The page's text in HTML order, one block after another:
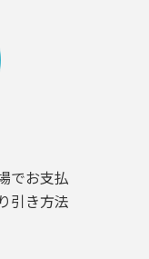
でお支払
引き方法